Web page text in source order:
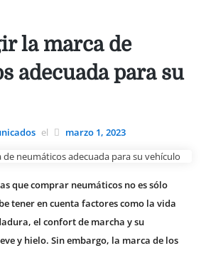
la marca de
adecuada para su
el marzo 1, 2023
que comprar neumáticos no es sólo
tener en cuenta factores como la vida
el confort de marcha y su
y hielo. Sin embargo, la marca de los